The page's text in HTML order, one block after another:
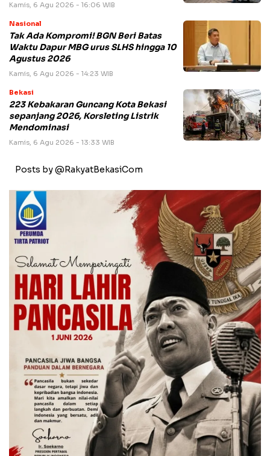
Kamis, 6 Agu 2026 - 16:06 WIB
Nasional
Tak Ada Kompromi! BGN Beri Batas
Waktu Dapur MBG urus SLHS hingga 10
Agustus 2026
Kamis, 6 Agu 2026 - 14:23 WIB
Bekasi
223 Kebakaran Guncang Kota Bekasi
sepanjang 2026, Korsleting Listrik
Mendominasi
Kamis, 6 Agu 2026 - 13:33 WIB
Posts by @RakyatBekasiCom